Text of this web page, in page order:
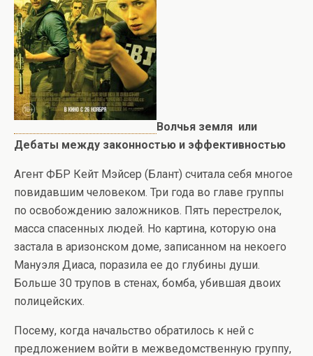
Волчья земля или
Дебаты между законностью и эффективностью
Агент ФБР Кейт Мэйсер (Блант) считала себя многое
повидавшим человеком. Три года во главе группы
по освобождению заложников. Пять перестрелок,
масса спасенных людей. Но картина, которую она
застала в аризонском доме, записанном на некоего
Мануэля Диаса, поразила ее до глубины души.
Больше 30 трупов в стенах, бомба, убившая двоих
полицейских.
Посему, когда начальство обратилось к ней с
предложением войти в межведомственную группу,